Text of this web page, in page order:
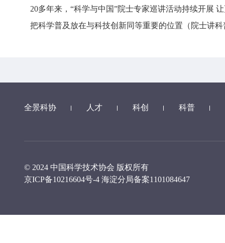
20多年来，“科学与中国”院士专家巡讲活动持续开展
把科学普及放在与科技创新同等重要的位置（院士讲科
全景科协 人才 科创 科普
© 2024 中国科学技术协会 版权所有
京ICP备10216604号-4 海淀分局备案1101084647